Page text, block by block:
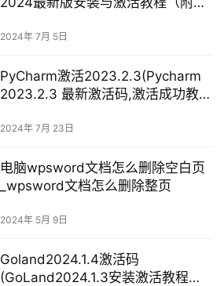
2024年 7月 5日
PyCharm激活2023.2.3(Pycharm
2023.2.3 最新激活码,激活成功教程
2024年 7月 23日
电脑wpsword文档怎么删除空白页
_wpsword文档怎么删除整页
2024年 5月 9日
Goland2024.1.4激活码
(GoLand2024.1.3安装激活教程，2